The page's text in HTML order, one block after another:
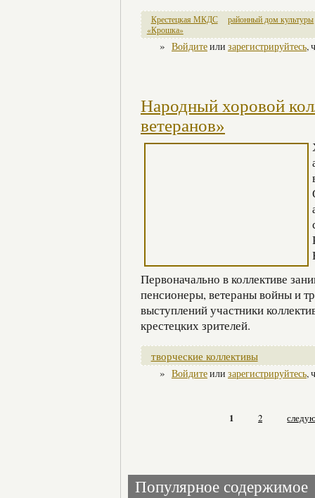
Крестецкая МКДС
районный дом культуры
«Крошка»
» Войдитеили зарегистрируйтесь,
Народный хоровой
ветеранов»
Первоначально в коллективе
пенсионеры, ветераны войны и
выступлений участники
крестецких зрителей.
творческие коллективы
» Войдитеили зарегистрируйтесь,
1 2
Популярное содержимое